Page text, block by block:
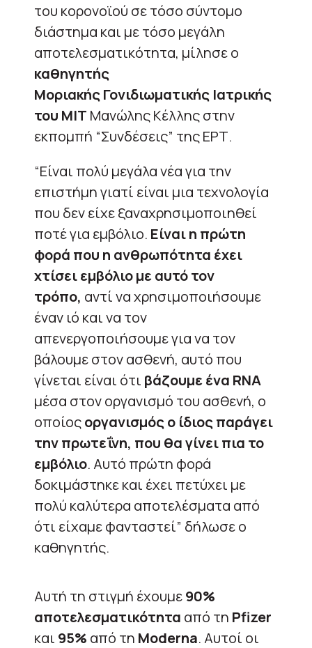
του κορονοϊού σε τόσο σύντομο
διάστημα και με τόσο μεγάλη
αποτελεσματικότητα, μίλησε ο
καθηγητής
ΜοριακήςΓονιδιωματικής Ιατρικής
του MIT ΜανώληςΚέλλης στην
εκπομπή “Συνδέσεις” της ΕΡΤ.
“Είναι πολύ μεγάλα νέα για την
επιστήμη γιατί είναι μια τεχνολογία
που δεν είχε ξαναχρησιμοποιηθεί
ποτέ για εμβόλιο. Είναι η πρώτη
φορά που η ανθρωπότητα έχει
χτίσει εμβόλιο με αυτό τον
τρόπο, αντί να χρησιμοποιήσουμε
έναν ιό και να τον
απενεργοποιήσουμε για να τον
βάλουμε στον ασθενή, αυτό που
γίνεται είναι ότι βάζουμε ένα RNA
μέσα στον οργανισμό του ασθενή, ο
οποίοςοργανισμός ο ίδιος παράγει
την πρωτεΐνη, που θα γίνει πια το
εμβόλιο. Αυτό πρώτη φορά
δοκιμάστηκε και έχει πετύχει με
πολύ καλύτερα αποτελέσματα από
ότι είχαμε φανταστεί” δήλωσε ο
καθηγητής.
Αυτή τη στιγμή έχουμε90%
αποτελεσματικότητα από τη Pfizer
και 95% από τη Moderna. Αυτοί οι